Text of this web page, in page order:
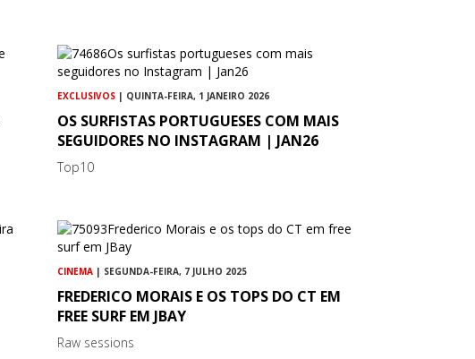
EXCLUSIVOS | QUINTA-FEIRA, 1 JANEIRO 2026
OS SURFISTAS PORTUGUESES COM MAIS
SEGUIDORES NO INSTAGRAM | JAN26
Top10
CINEMA | SEGUNDA-FEIRA, 7 JULHO 2025
FREDERICO MORAIS E OS TOPS DO CT EM
FREE SURF EM JBAY
Raw sessions